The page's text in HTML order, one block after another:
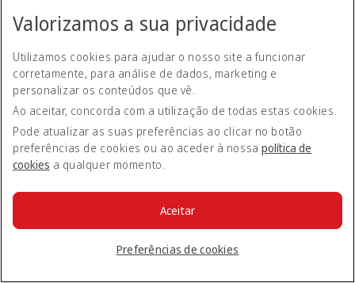
desfrutam de benefícios diferentes de seleção de lugares
consoante a sua categoria. Visite a nossa página de Seleção de
lugares para obter mais informações
(abre na mesma janela)
Não é possível trocar ou ganhar Milhas Skywards ou Pontos
Business Rewards pela seleção de lugares. Pode consultar as
nossas perguntas frequentes Emirates Skywards para mais
informações sobre acumulação e troca de Milhas Skywards.
Isto aplica-se a todas as tarifas nas quais são aplicáveis taxas
de seleção de lugares.
Tenho de pagar pela seleção de lugares para
bebés, crianças ou menores desacompanhados?
Valorizamos a sua privacidade
Utilizamos cookies para ajudar o nosso site a funcionar
corretamente, para análise de dados, marketing e
personalizar os conteúdos que vê.
Ao aceitar, concorda com a utilização de todas estas cookies.
Pode atualizar as suas preferências ao clicar no botão
preferências de cookies ou ao aceder à nossapolítica de
cookies a qualquer momento.
Preferências de cookies
Aceitar